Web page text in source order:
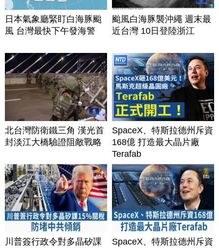
日本氣象廳緊盯白海豚颱
風 台灣最快下午發海警
颱風白海豚襲沖繩 週末最
近台灣 10日登陸浙江
北台灣防衛鐵三角 漢光首
封淡江大橋驗證阻敵戰略
SpaceX、特斯拉德州斥資
168億 打造最大晶片廠
Terafab
川普簽行政令對多晶矽課
SpaceX、特斯拉德州斥資